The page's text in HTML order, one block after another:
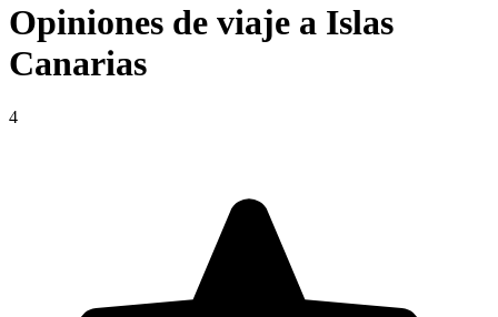
Opiniones de viaje a Islas
Canarias
4